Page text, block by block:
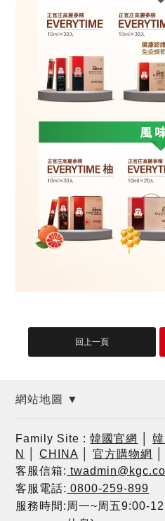
網站地圖 ▼
Family Site :韓國官網 │
N
│CHINA │官方購物網
客服信箱:
客服電話: 0800-259-899
服務時間:周一~周五9:00-